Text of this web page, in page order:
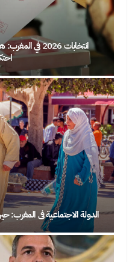
انتخابات 2026
الدولة الاجتماعية في